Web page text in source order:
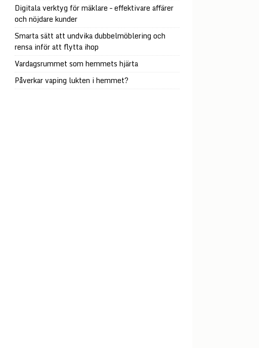
Digitala verktyg för mäklare – effektivare affärer
och nöjdare kunder
Smarta sätt att undvika dubbelmöblering och
rensa inför att flytta ihop
Vardagsrummet som hemmets hjärta
Påverkar vaping lukten i hemmet?